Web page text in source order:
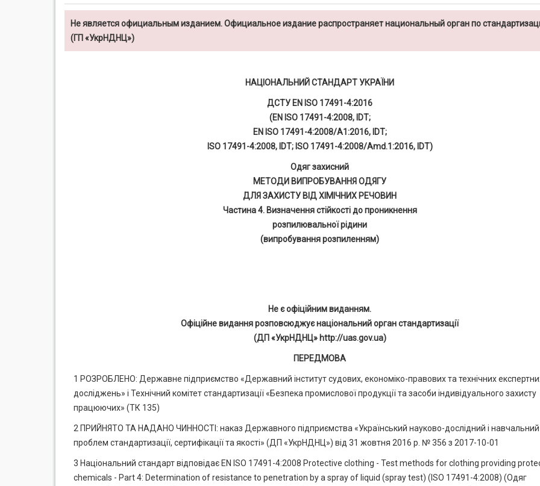
Не является официальным изданием. Официальное издание распространяет национальный орган по
(ГП «УкрНДНЦ»)
НАЦІОНАЛЬНИЙ СТАНДАРТ УКРАЇНИ
ДСТУ EN ISO 17491-4:2016
(EN ISO 17491-4:2008, IDT;
EN ISO 17491-4:2008/A1:2016, IDT;
ISO 17491-4:2008, IDT; ISO 17491-4:2008/Amd.1:2016, IDT)
Одяг захисний
МЕТОДИ ВИПРОБУВАННЯ ОДЯГУ
ДЛЯ ЗАХИСТУ ВІД ХІМІЧНИХ РЕЧОВИН
Частина 4. Визначення стійкості до проникнення
розпилювальної рідини
(випробування розпиленням)
Не є офіційним виданням.
Офіційне видання розповсюджує національний орган стандартизації
(ДП «УкрНДНЦ» http://uas.gov.ua)
ПЕРЕДМОВА
1 РОЗРОБЛЕНО: Державне підприємство «Державний інститут судових, економіко-правових та технічних
досліджень» і Технічний комітет стандартизації «Безпека промислової продукції та засоби індивідуального захисту
працюючих» (ТК 135)
2 ПРИЙНЯТО ТА НАДАНО ЧИННОСТІ: наказ Державного підприємства «Український науково-дослідний і
проблем стандартизації, сертифікації та якості» (ДП «УкрНДНЦ») від 31 жовтня 2016 р. № 356 з 2017-10-01
3 Національний стандарт відповідає EN ISO 17491-4:2008 Protective clothing - Test methods for clothing providing
chemicals - Part 4: Determination of resistance to penetration by a spray of liquid (spray test) (ISO 17491-4:2008) (Одяг